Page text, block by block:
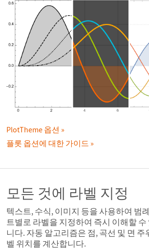
PlotTheme 옵션
플롯 옵션에 대한 가이드
모든 것에 라벨 지정
텍스트, 수식, 이미지 등을 사용하여 범
트별로 라벨을 지정하여 즉시 이해할
니다. 자동 알고리즘은 점, 곡선 및 면
벨 위치를 계산합니다.